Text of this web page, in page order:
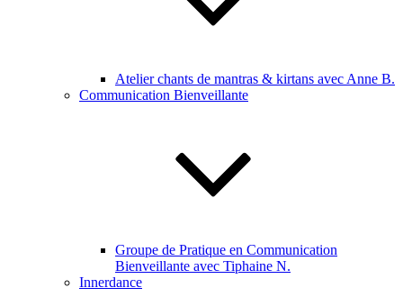
Atelier chants de mantras & kirtans avec Anne B.
Communication Bienveillante
Groupe de Pratique en Communication
Bienveillante avec Tiphaine N.
Innerdance